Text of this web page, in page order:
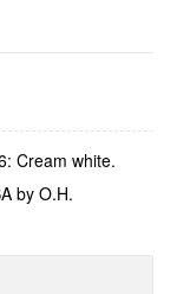
Cream white.
by O.H.